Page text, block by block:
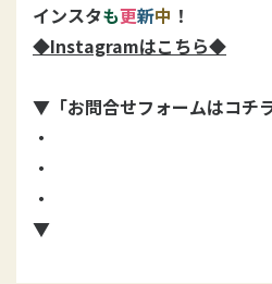
インスタも更新中 ！
◆Instagramはこちら◆
▼「お問合せフォームはコチ
・
・
・
▼